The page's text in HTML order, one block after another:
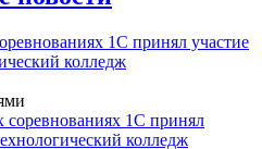
1С принял участие
колледж